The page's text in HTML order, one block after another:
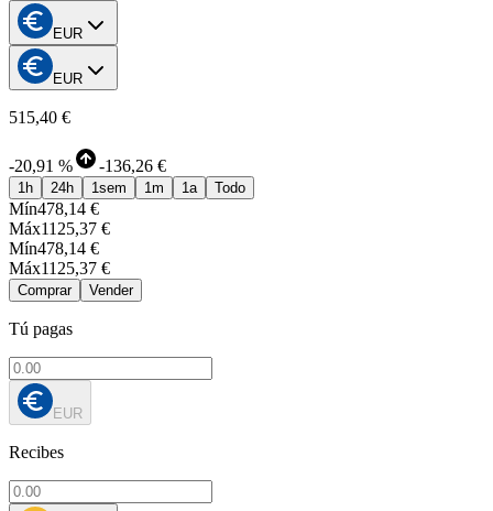
EUR
EUR
515,40 €
-20,91 % -136,26 €
1h 24h 1sem 1m 1a Todo
Mín478,14 €
Máx1125,37 €
Mín478,14 €
Máx1125,37 €
Comprar Vender
Tú pagas
EUR
Recibes